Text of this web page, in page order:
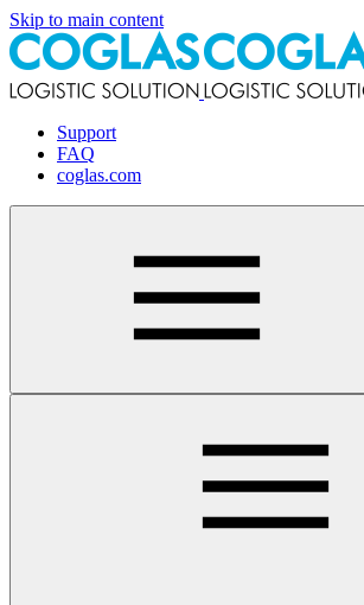
Skip to main content
Support
FAQ
coglas.com